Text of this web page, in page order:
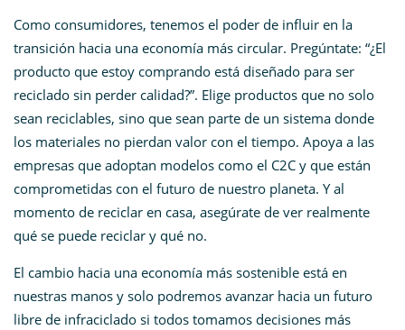
Como consumidores, tenemos el poder de influir en la
transición hacia una economía más circular. Pregúntate: “¿El
producto que estoy comprando está diseñado para ser
reciclado sin perder calidad?”. Elige productos que no solo
sean reciclables, sino que sean parte de un sistema donde
los materiales no pierdan valor con el tiempo. Apoya a las
empresas que adoptan modelos como el C2C y que están
comprometidas con el futuro de nuestro planeta. Y al
momento de reciclar en casa, asegúrate de ver realmente
qué se puede reciclar y qué no.
El cambio hacia una economía más sostenible está en
nuestras manos y solo podremos avanzar hacia un futuro
libre de infraciclado si todos tomamos decisiones más